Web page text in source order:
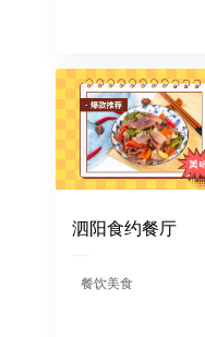
泗阳食约餐厅
餐饮美食